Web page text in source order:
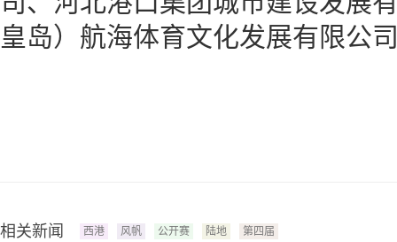
皇岛）航海体育文化发展有限公
相关新闻 西港 风帆 公开赛 陆地 第四届